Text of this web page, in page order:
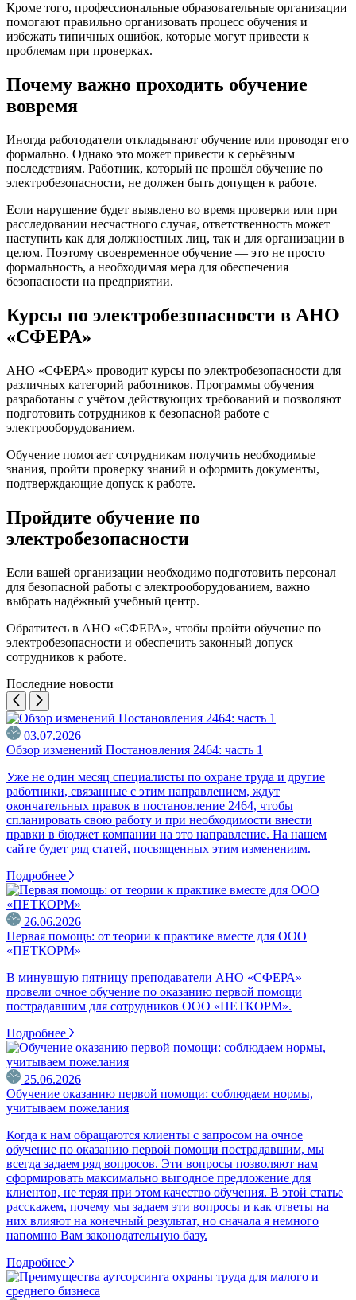
Кроме того, профессиональные образовательные организации
помогают правильно организовать процесс обучения и
избежать типичных ошибок, которые могут привести к
проблемам при проверках.
Почему важно проходить обучение
вовремя
Иногда работодатели откладывают обучение или проводят его
формально. Однако это может привести к серьёзным
последствиям. Работник, который не прошёл обучение по
электробезопасности, не должен быть допущен к работе.
Если нарушение будет выявлено во время проверки или при
расследовании несчастного случая, ответственность может
наступить как для должностных лиц, так и для организации в
целом. Поэтому своевременное обучение — это не просто
формальность, а необходимая мера для обеспечения
безопасности на предприятии.
Курсы по электробезопасности в АНО
«СФЕРА»
АНО «СФЕРА» проводит курсы по электробезопасности для
различных категорий работников. Программы обучения
разработаны с учётом действующих требований и позволяют
подготовить сотрудников к безопасной работе с
электрооборудованием.
Обучение помогает сотрудникам получить необходимые
знания, пройти проверку знаний и оформить документы,
подтверждающие допуск к работе.
Пройдите обучение по
электробезопасности
Если вашей организации необходимо подготовить персонал
для безопасной работы с электрооборудованием, важно
выбрать надёжный учебный центр.
Обратитесь в АНО «СФЕРА», чтобы пройти обучение по
электробезопасности и обеспечить законный допуск
сотрудников к работе.
Последние новости
03.07.2026
Обзор изменений Постановления 2464: часть 1
Уже не один месяц специалисты по охране труда и другие
работники, связанные с этим направлением, ждут
окончательных правок в постановление 2464, чтобы
спланировать свою работу и при необходимости внести
правки в бюджет компании на это направление. На нашем
сайте будет ряд статей, посвященных этим изменениям.
Подробнее
26.06.2026
Первая помощь: от теории к практике вместе для ООО
«ПЕТКОРМ»
В минувшую пятницу преподаватели АНО «СФЕРА»
провели очное обучение по оказанию первой помощи
пострадавшим для сотрудников ООО «ПЕТКОРМ».
Подробнее
25.06.2026
Обучение оказанию первой помощи: соблюдаем нормы,
учитываем пожелания
Когда к нам обращаются клиенты с запросом на очное
обучение по оказанию первой помощи пострадавшим, мы
всегда задаем ряд вопросов. Эти вопросы позволяют нам
сформировать максимально выгодное предложение для
клиентов, не теряя при этом качество обучения. В этой статье
расскажем, почему мы задаем эти вопросы и как ответы на
них влияют на конечный результат, но сначала я немного
напомню Вам законодательную базу.
Подробнее